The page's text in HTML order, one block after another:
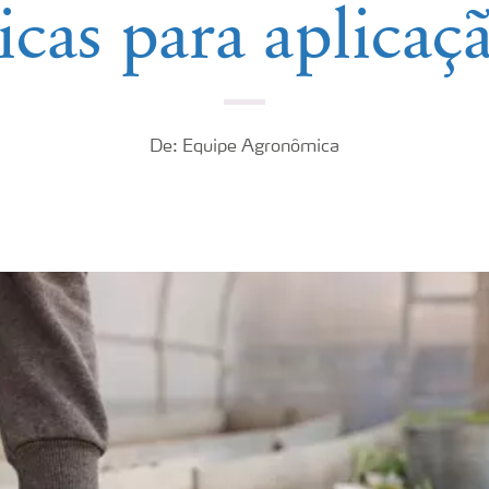
para
De: Equipe Agronômica